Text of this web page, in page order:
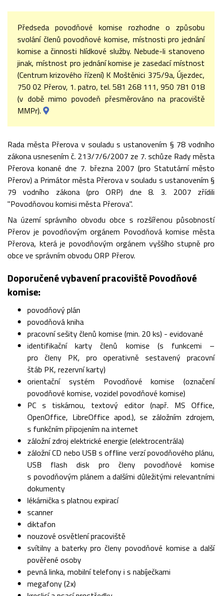
Předseda povodňové komise rozhodne o způsobu
svolání členů povodňové komise, místnosti pro jednání
komise a činnosti hlídkové služby. Nebude-li stanoveno
jinak, místnost pro jednání komise je zasedací místnost
(Centrum krizového řízení) K Moštěnici 375/9a, Újezdec,
750 02 Přerov, 1. patro, tel. 581 268 111, 950 781 018
(v době mimo povodeň přesměrováno na pracoviště
MMPr).
Rada města Přerova v souladu s ustanovením § 78 vodního
zákona usnesením č. 213/7/6/2007 ze 7. schůze Rady města
Přerova konané dne 7. března 2007 (pro Statutární město
Přerov) a Primátor města Přerova v souladu s ustanovením §
79 vodního zákona (pro ORP) dne 8. 3. 2007 zřídili
"Povodňovou komisi města Přerova".
Na území správního obvodu obce s rozšířenou působností
Přerov je povodňovým orgánem Povodňová komise města
Přerova, která je povodňovým orgánem vyššího stupně pro
obce ve správním obvodu ORP Přerov.
Doporučené vybavení pracoviště Povodňové
komise:
povodňový plán
povodňová kniha
pracovní sešity členů komise (min. 20 ks) - evidované
identifikační karty členů komise (s funkcemi –
pro členy PK, pro operativně sestavený pracovní
štáb PK, rezervní karty)
orientační systém Povodňové komise (označení
povodňové komise, vozidel povodňové komise)
PC s tiskárnou, textový editor (např. MS Office,
OpenOffice, LibreOffice apod.), se záložním zdrojem,
s funkčním připojením na internet
záložní zdroj elektrické energie (elektrocentrála)
záložní CD nebo USB s offline verzí povodňového plánu,
USB flash disk pro členy povodňové komise
s povodňovým plánem a dalšími důležitými relevantními
dokumenty
lékárnička s platnou expirací
scanner
diktafon
nouzové osvětlení pracoviště
svítilny a baterky pro členy povodňové komise a další
pověřené osoby
pevná linka, mobilní telefony i s nabíječkami
megafony (2x)